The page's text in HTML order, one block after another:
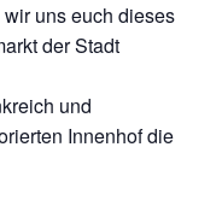
uns euch dieses
der Stadt
und
Innenhof die